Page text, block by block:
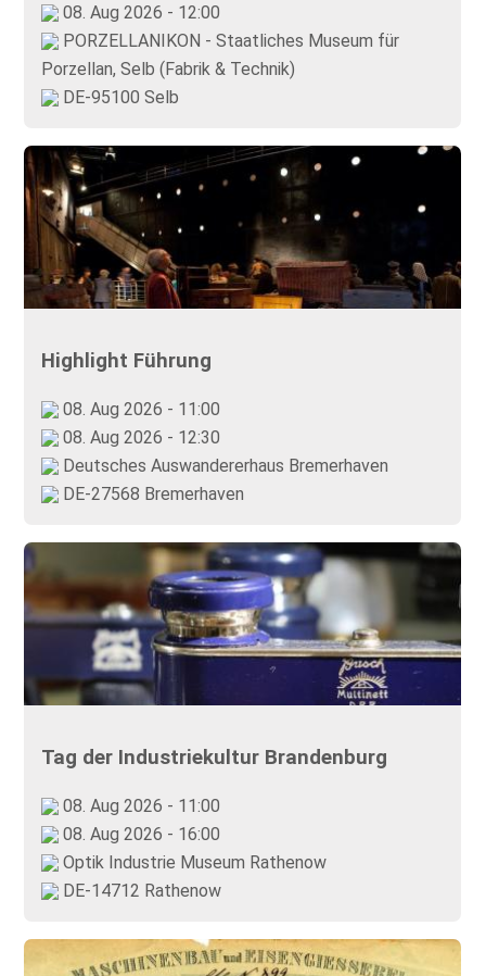
08. Aug 2026 - 12:00
PORZELLANIKON - Staatliches Museum für
Porzellan, Selb (Fabrik & Technik)
DE-95100 Selb
Highlight Führung
08. Aug 2026 - 11:00
08. Aug 2026 - 12:30
Deutsches Auswandererhaus Bremerhaven
DE-27568 Bremerhaven
Tag der Industriekultur Brandenburg
08. Aug 2026 - 11:00
08. Aug 2026 - 16:00
Optik Industrie Museum Rathenow
DE-14712 Rathenow